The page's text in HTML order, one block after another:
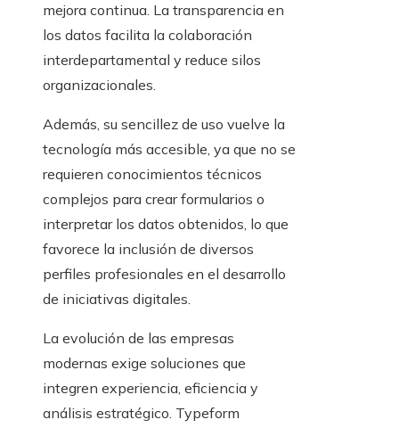
mejora continua. La transparencia en
los datos facilita la colaboración
interdepartamental y reduce silos
organizacionales.
Además, su sencillez de uso vuelve la
tecnología más accesible, ya que no se
requieren conocimientos técnicos
complejos para crear formularios o
interpretar los datos obtenidos, lo que
favorece la inclusión de diversos
perfiles profesionales en el desarrollo
de iniciativas digitales.
La evolución de las empresas
modernas exige soluciones que
integren experiencia, eficiencia y
análisis estratégico. Typeform